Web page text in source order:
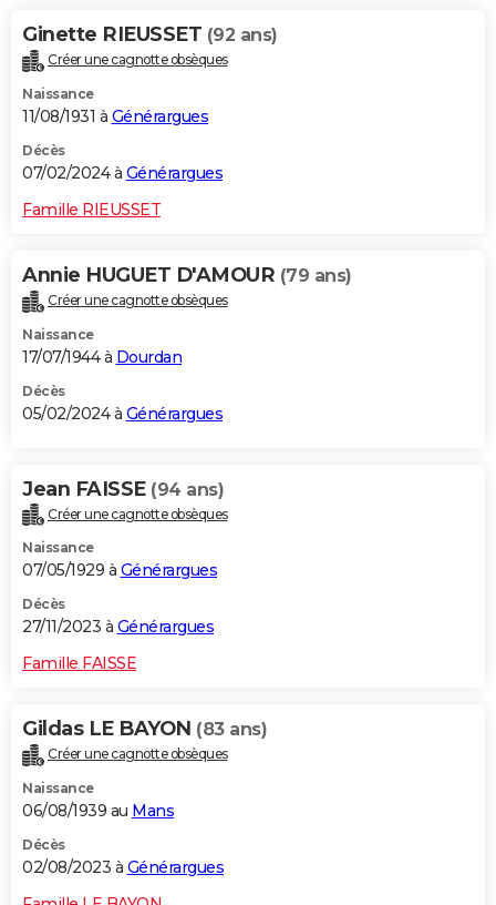
Ginette RIEUSSET (92 ans)
Créer une cagnotte obsèques
Naissance
11/08/1931 à Générargues
Décès
07/02/2024 à Générargues
Famille RIEUSSET
Annie HUGUET D'AMOUR (79 ans)
Créer une cagnotte obsèques
Naissance
17/07/1944 à Dourdan
Décès
05/02/2024 à Générargues
Jean FAISSE (94 ans)
Créer une cagnotte obsèques
Naissance
07/05/1929 à Générargues
Décès
27/11/2023 à Générargues
Famille FAISSE
Gildas LE BAYON (83 ans)
Créer une cagnotte obsèques
Naissance
06/08/1939 au Mans
Décès
02/08/2023 à Générargues